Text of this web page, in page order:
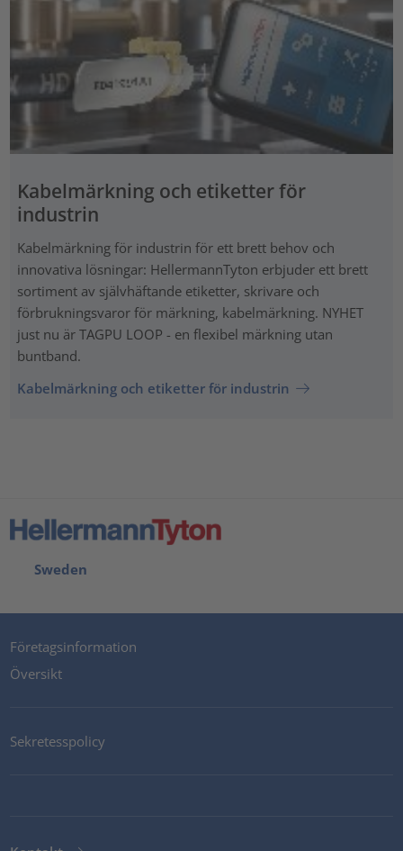
Kabelmärkning och etiketter för
industrin
Kabelmärkning för industrin för ett brett behov och
innovativa lösningar: HellermannTyton erbjuder ett brett
sortiment av självhäftande etiketter, skrivare och
förbrukningsvaror för märkning, kabelmärkning. NYHET
just nu är TAGPU LOOP - en flexibel märkning utan
buntband.
Kabelmärkning och etiketter för industrin
Sweden
Företagsinformation
Översikt
Sekretesspolicy